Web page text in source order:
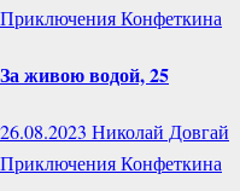
Приключения Конфеткина
За живою водой, 25
26.08.2023 Николай Довгай
Приключения Конфеткина